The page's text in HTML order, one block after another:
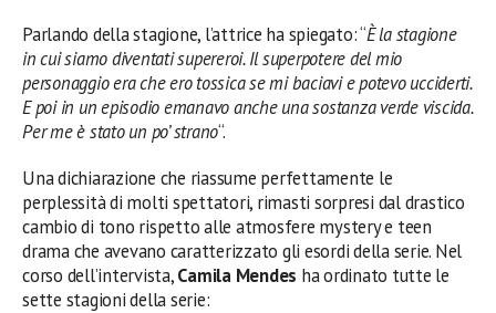
Parlando della stagione, l’attrice ha spiegato: “È la stagione
in cui siamo diventati supereroi. Il superpotere del mio
personaggio era che ero tossica se mi baciavi e potevo ucciderti.
E poi in un episodio emanavo anche una sostanza verde viscida.
Per me è stato un po’ strano“.
Una dichiarazione che riassume perfettamente le
perplessità di molti spettatori, rimasti sorpresi dal drastico
cambio di tono rispetto alle atmosfere mystery e teen
drama che avevano caratterizzato gli esordi della serie. Nel
corso dell’intervista,Camila Mendes ha ordinato tutte le
sette stagioni della serie: